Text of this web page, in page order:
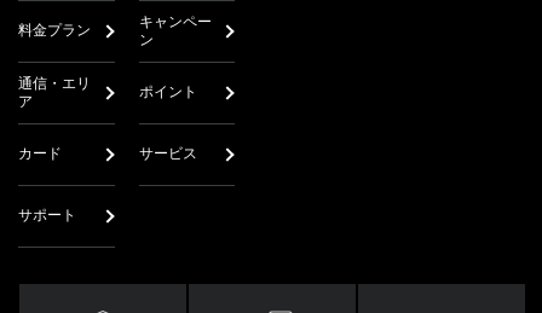
料金プラン
キャンペー
ン
通信・エリ
ア
ポイント
カード サービス
サポート